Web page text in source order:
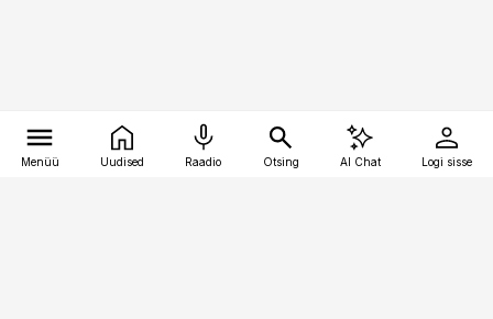
Menüü Uudised Raadio Otsing AI Chat Logi sisse